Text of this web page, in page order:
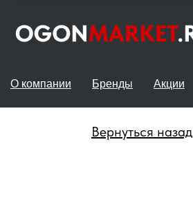
О компании Бренды Акции
Вернуться назад